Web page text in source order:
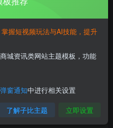
合什么方向
握短视频玩法与AI技能，提升
城资讯类网站主题模板，功能
窗通知中进行相关设置
了解子比主题 立即设置